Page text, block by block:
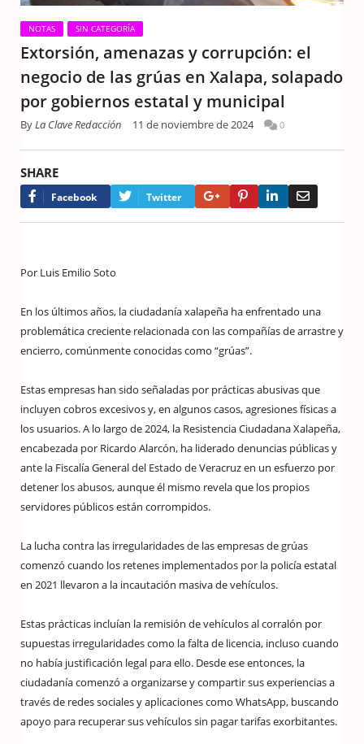
NOTAS SIN CATEGORÍA
Extorsión, amenazas y corrupción: el
negocio de las grúas en Xalapa, solapado
por gobiernos estatal y municipal
ByLa Clave Redacción 11 de noviembre de 2024 0
SHARE
Facebook Twitter Google+PinterestLinkedIn
Por Luis Emilio Soto
En los últimos años, la ciudadanía xalapeña ha enfrentado una
problemática creciente relacionada con las compañías de arrastre y
encierro, comúnmente conocidas como “grúas”.
Estas empresas han sido señaladas por prácticas abusivas que
incluyen cobros excesivos y, en algunos casos, agresiones físicas a
los usuarios. A lo largo de 2024, la Resistencia Ciudadana Xalapeña,
encabezada por Ricardo Alarcón, ha liderado denuncias públicas y
ante la Fiscalía General del Estado de Veracruz en un esfuerzo por
detener los abusos, aunque él mismo revela que los propios
servidores públicos están corrompidos.
La lucha contra las irregularidades de las empresas de grúas
comenzó cuando los retenes implementados por la policía estatal
en 2021 llevaron a la incautación masiva de vehículos.
Estas prácticas incluían la remisión de vehículos al corralón por
supuestas irregularidades como la falta de licencia, incluso cuando
no había justificación legal para ello. Desde ese entonces, la
ciudadanía comenzó a organizarse y compartir sus experiencias a
través de redes sociales y aplicaciones como WhatsApp, buscando
apoyo para recuperar sus vehículos sin pagar tarifas exorbitantes.